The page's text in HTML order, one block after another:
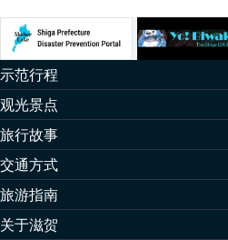
示范行程
观光景点
旅行故事
交通方式
旅游指南
关于滋贺